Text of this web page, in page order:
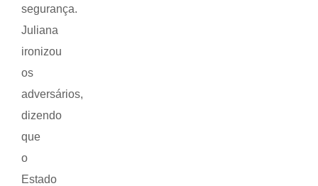
segurança.
Juliana
ironizou
os
adversários,
dizendo
que
o
Estado